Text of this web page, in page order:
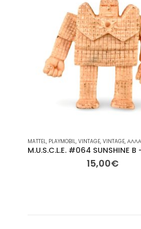
ΡΕΙΝΜΠΟΟΥ,ΣΥΛΛΕΚΤΙΚΈΣ ΦΙΓΟΎΡΕΣ,ΦΙΓΟΎΡΕΣ
MATTEL, PLAYMOBIL,VINTAGE,VINTAGE,
15,00€